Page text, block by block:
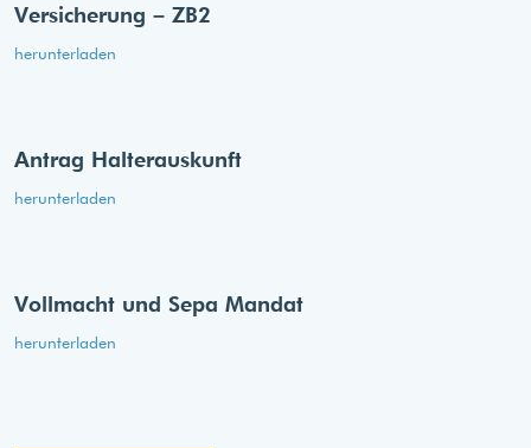
Versicherung – ZB2
herunterladen
Antrag Halterauskunft
herunterladen
Vollmacht und Sepa Mandat
herunterladen